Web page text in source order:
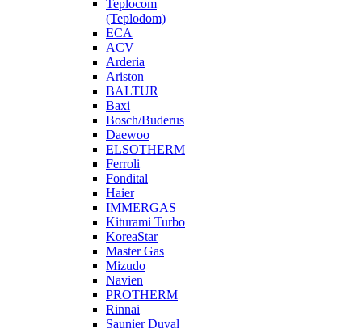
Teplocom
(Teplodom)
ECA
ACV
Arderia
Ariston
BALTUR
Baxi
Bosch/Buderus
Daewoo
ELSOTHERM
Ferroli
Fondital
Haier
IMMERGAS
Kiturami Turbo
KoreaStar
Master Gas
Mizudo
Navien
PROTHERM
Rinnai
Saunier Duval